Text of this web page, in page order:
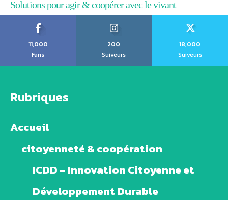
Solutions pour agir & coopérer avec le vivant
11,000
Fans
200
Suiveurs
18,000
Suiveurs
Rubriques
Accueil
citoyenneté & coopération
ICDD – Innovation Citoyenne et
Développement Durable